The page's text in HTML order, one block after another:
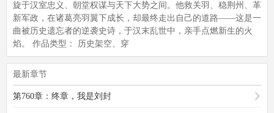
旋于汉室忠义、朝堂权谋与天下大势之间。他救关羽、稳荆州、革
新军政，在诸葛亮羽翼下成长，却最终走出自己的道路——这是一
曲被历史遗忘者的逆袭史诗，于汉末乱世中，亲手点燃新生的火
焰。 作品类型： 历史架空、穿
最新章节
第760章：终章，我是刘封